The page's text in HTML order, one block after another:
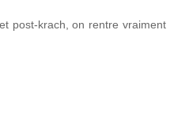
post-krach, on rentre vraiment